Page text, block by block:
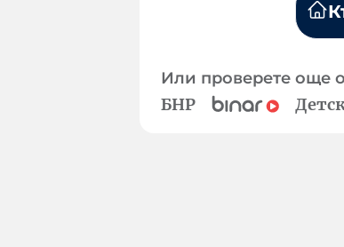
Или проверете още
БНР